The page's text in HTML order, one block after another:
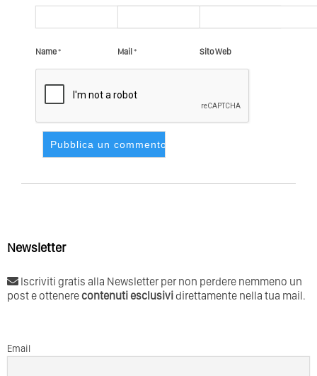
Name* Mail* Sito Web
Newsletter
Iscriviti gratis alla Newsletter per non perdere nemmeno un
post e ottenerecontenuti esclusividirettamente nella tua mail.
Email